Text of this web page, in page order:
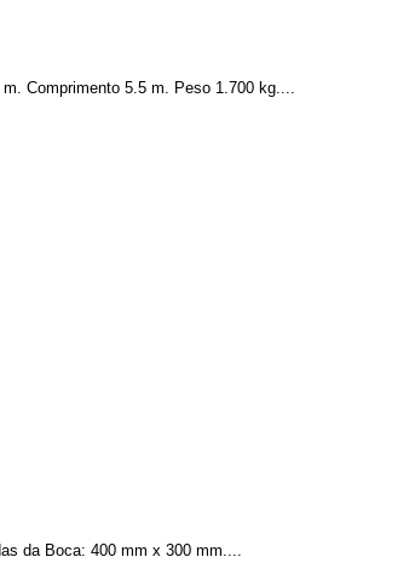
Comprimento 5.5 m. Peso 1.700 kg....
da Boca: 400 mm x 300 mm....